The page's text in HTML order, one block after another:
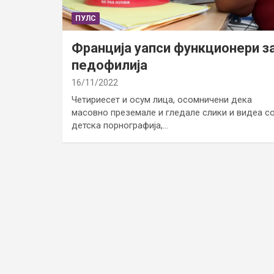
ПУЛС
Франција уапси функционери
педофилија
16/11/2022
Четириесет и осум лица, осомничени дека
масовно преземале и гледале слики и видеа
детска порнографија,…